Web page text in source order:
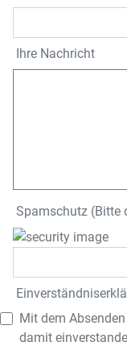
Ihre Nachricht
Spamschutz (Bitte
Mit dem
damit